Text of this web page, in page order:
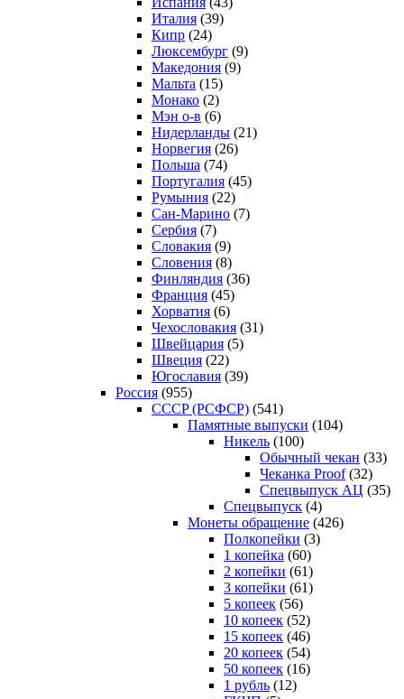
Италия (39)
Кипр (24)
Люксембург (9)
Македония (9)
Мальта (15)
Монако (2)
Мэн о-в (6)
Нидерланды (21)
Норвегия (26)
Польша (74)
Португалия (45)
Румыния (22)
Сан-Марино (7)
Сербия (7)
Словакия (9)
Словения (8)
Финляндия (36)
Франция (45)
Хорватия (6)
Чехословакия (31)
Швейцария (5)
Швеция (22)
Югославия (39)
Россия (955)
CCCP (РСФСР) (541)
Памятные выпуски (104)
Никель (100)
Обычный чекан (33)
Чеканка Proof(32)
Спецвыпуск АЦ (35)
Спецвыпуск (4)
Монеты обращение (426)
Полкопейки (3)
1 копейка (60)
2 копейки (61)
3 копейки (61)
5 копеек (56)
10 копеек (52)
15 копеек (46)
20 копеек (54)
50 копеек (16)
1 рубль (12)